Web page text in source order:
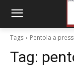
Tags Pentola a
Tag: